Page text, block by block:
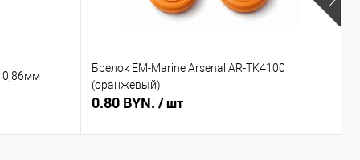
0,86мм
Брелок EM-Marine Arsenal AR-TK4100
(оранжевый)
0.80 BYN. / шт